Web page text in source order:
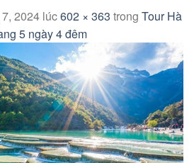
2024 lúc602 × 363 trong Tour Hà
5 ngày 4 đêm